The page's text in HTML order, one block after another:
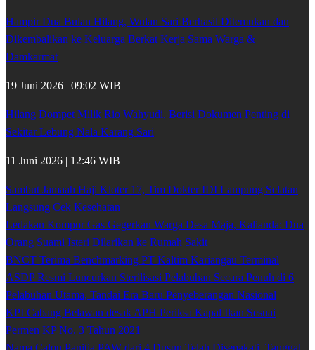
Hampir Dua Bulan Hilang, Wulan Sari Berhasil Ditemukan dan
Dikembalikan ke Keluarga Berkat Kerja Sama Warga &
Damkarmat
19 Juni 2026 | 09:02 WIB
Hilang Dompet Milik Rio Wahyudi, Berisi Dokumen Penting di
Sekitar Lebung Nala Karang Sari
11 Juni 2026 | 12:46 WIB
Sambut Jamaah Haji Kloter 17, Tim Dokter IDI Lampung Selatan
Langsung Cek Kesehatan
Ledakan Kompor Gas Gegerkan Warga Desa Maja, Kalianda: Dua
Orang Suami Isteri Dilarikan ke Rumah Sakit
BNCT Terima Benchmarking PT Kaltim Kariangau Terminal
ASDP Resmi Luncurkan Sterilisasi Pelabuhan Secara Penuh di 6
Pelabuhan Utama, Tandai Era Baru Penyeberangan Nasional
KPI Cabang Belawan desak APH Periksa Kapal Ikan Sesuai
Permen KP No. 3 Tahun 2021